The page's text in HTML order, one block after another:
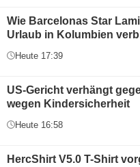
Wie Barcelonas Star
Urlaub in Kolumbien
Heute 17:39
US-Gericht verhängt
wegen Kindersicherheit
Heute 16:58
HercShirt V5.0 T-Shirt